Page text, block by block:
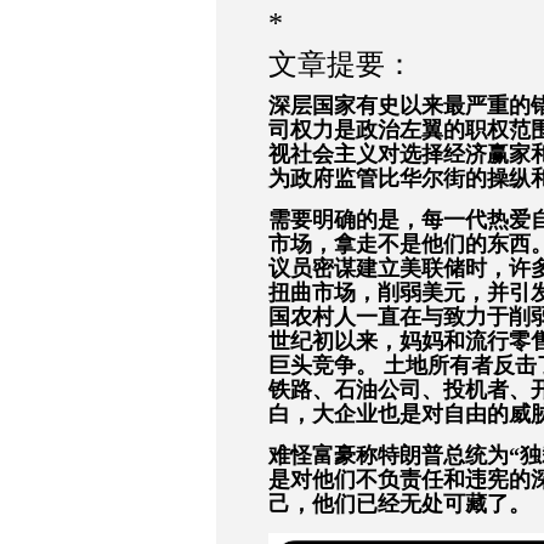
*
文章提要：
深层国家有史以来最严重的
司权力是政治左翼的职权范
视社会主义对选择经济赢家
为政府监管比华尔街的操纵
需要明确的是，每一代热爱
市场，拿走不是他们的东西
议员密谋建立美联储时，许
扭曲市场，削弱美元，并引
国农村人一直在与致力于削
世纪初以来，妈妈和流行零
巨头竞争。 土地所有者反
铁路、石油公司、投机者、
白，大企业也是对自由的威
难怪富豪称特朗普总统为“
是对他们不负责任和违宪的
己，他们已经无处可藏了。